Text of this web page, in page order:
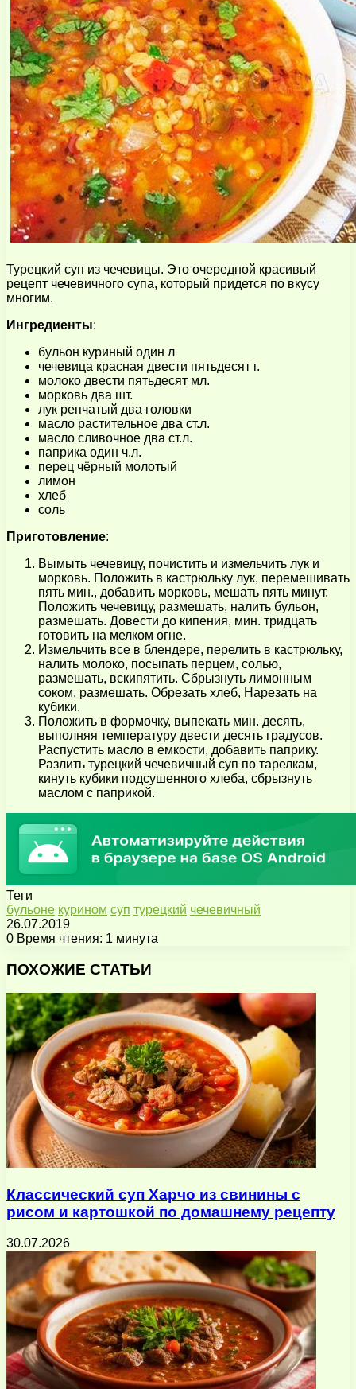
Турецкий суп из чечевицы. Это очередной красивый
рецепт чечевичного супа, который придется по вкусу
многим.
Ингредиенты:
бульон куриный один л
чечевица красная двести пятьдесят г.
молоко двести пятьдесят мл.
морковь два шт.
лук репчатый два головки
масло растительное два ст.л.
масло сливочное два ст.л.
паприка один ч.л.
перец чёрный молотый
лимон
хлеб
соль
Приготовление:
Вымыть чечевицу, почистить и измельчить лук и
морковь. Положить в кастрюльку лук, перемешивать
пять мин., добавить морковь, мешать пять минут.
Положить чечевицу, размешать, налить бульон,
размешать. Довести до кипения, мин. тридцать
готовить на мелком огне.
Измельчить все в блендере, перелить в кастрюльку,
налить молоко, посыпать перцем, солью,
размешать, вскипятить. Сбрызнуть лимонным
соком, размешать. Обрезать хлеб, Нарезать на
кубики.
Положить в формочку, выпекать мин. десять,
выполняя температуру двести десять градусов.
Распустить масло в емкости, добавить паприку.
Разлить турецкий чечевичный суп по тарелкам,
кинуть кубики подсушенного хлеба, сбрызнуть
маслом с паприкой.
Теги
бульоне курином суп турецкий чечевичный
26.07.2019
0 Время чтения: 1 минута
через
почту
ПОХОЖИЕ СТАТЬИ
Классический суп Харчо из свинины с
рисом и картошкой по домашнему рецепту
30.07.2026